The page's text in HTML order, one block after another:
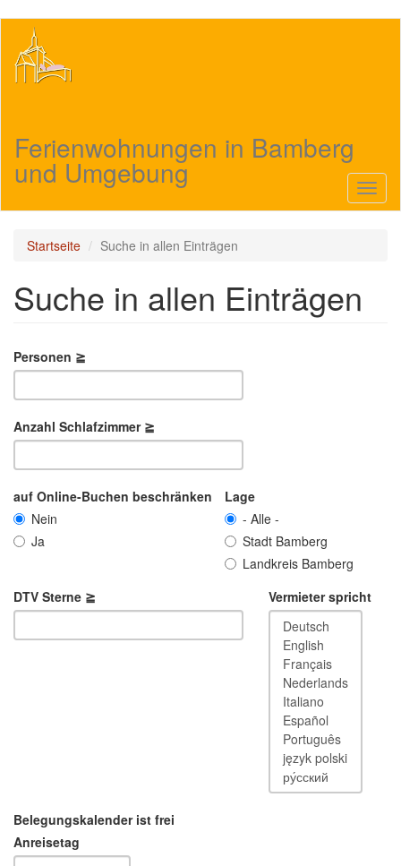
Inhalt
Ferienwohnungen in Bamberg
und Umgebung
Startseite Suche in allen Einträgen
Suche in allen Einträgen
Personen ≧
Anzahl Schlafzimmer ≧
auf Online-Buchen beschränken
Nein
Ja
Lage
- Alle -
Stadt Bamberg
Landkreis Bamberg
DTV Sterne ≧
Vermieter spricht
Belegungskalender ist frei
Anreisetag